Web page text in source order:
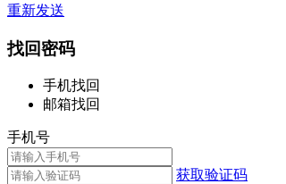
重新发送
找回密码
手机找回
邮箱找回
手机号
获取验证码